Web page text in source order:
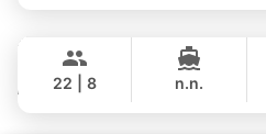
BILGIN 98FT
22 | 8 n.n.